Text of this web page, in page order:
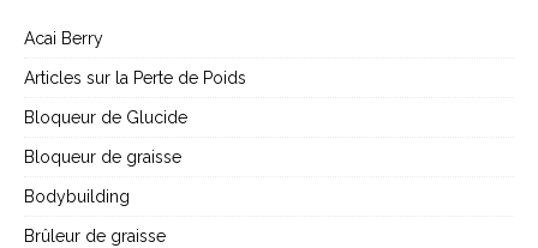
Acai Berry
Articles sur la Perte de Poids
Bloqueur de Glucide
Bloqueur de graisse
Bodybuilding
Brûleur de graisse